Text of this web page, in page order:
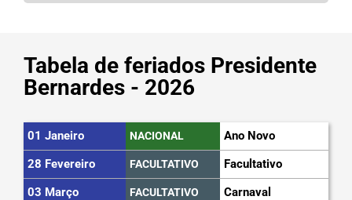
Tabela de feriados Presidente
Bernardes - 2026
01 Janeiro NACIONAL
Ano Novo
28 Fevereiro
FACULTATIVO
Facultativo
03 Março
FACULTATIVO
Carnaval